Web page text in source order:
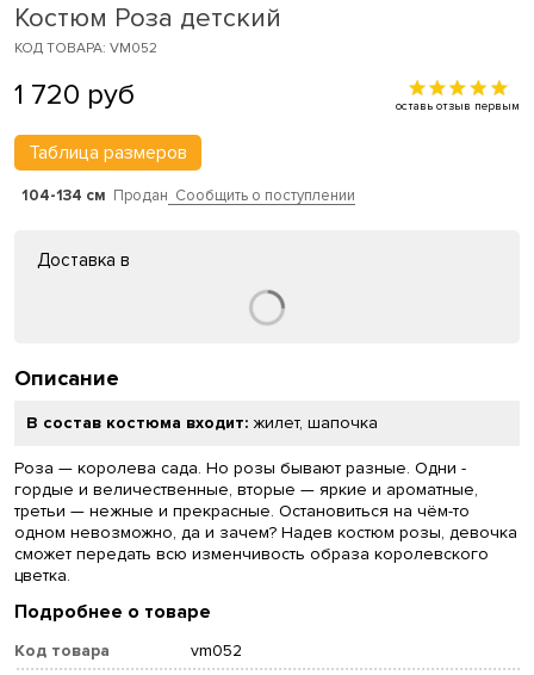
Костюм Роза детский
КОД ТОВАРА: VM052
1 720 руб оставь отзыв первым
Таблица размеров
104-134 см Продан Сообщить о поступлении
Доставка в
Описание
В состав костюма входит: жилет, шапочка
Роза — королева сада. Но розы бывают разные. Одни -
гордые и величественные, вторые — яркие и ароматные,
третьи — нежные и прекрасные. Остановиться на чём-то
одном невозможно, да и зачем? Надев костюм розы, девочка
сможет передать всю изменчивость образа королевского
цветка.
Подробнее о товаре
Код товара
vm052